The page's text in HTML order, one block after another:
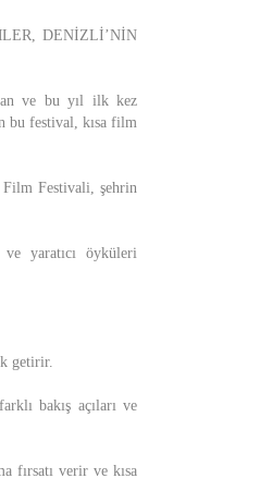
DENİZLİ’NİN
ve bu yıl ilk kez
bu festival, kısa film
Film Festivali, şehrin
yaratıcı öyküleri
getirir.
bakış açıları ve
fırsatı verir ve kısa